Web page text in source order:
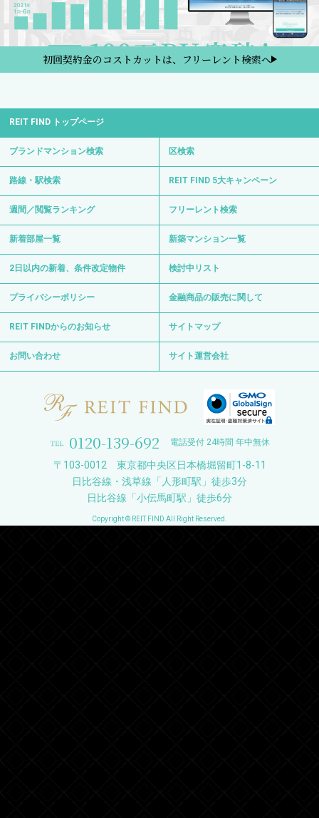
初回契約金のコストカットは、フリーレント検索へ
REIT FIND トップページ
ブランドマンション検索 区検索
路線・駅検索 REIT FIND 5大キャンペーン
週間／閲覧ランキング フリーレント検索
新着部屋一覧 新築マンション一覧
2日以内の新着、条件改定物件 検討中リスト
プライバシーポリシー 金融商品の販売に関して
REIT FINDからのお知らせ サイトマップ
お問い合わせ サイト運営会社
0120-139-692 電話受付 24時間 年中無休
〒103-0012 東京都中央区日本橋堀留町1-8-11
日比谷線・浅草線「人形町駅」徒歩3分
日比谷線「小伝馬町駅」徒歩6分
Copyright © REIT FIND All Right Reserved.